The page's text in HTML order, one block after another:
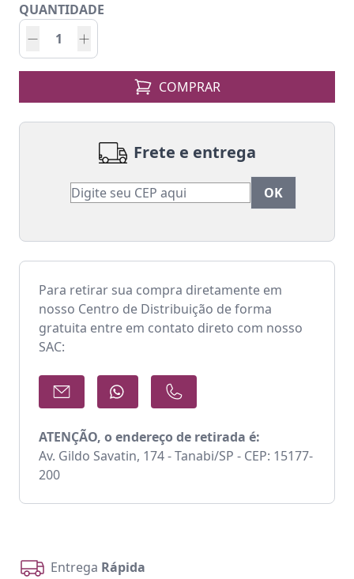
QUANTIDADE
COMPRAR
Frete e entrega
Para retirar sua compra diretamente em
nosso Centro de Distribuição de forma
gratuita entre em contato direto com nosso
SAC:
ATENÇÃO, o endereço de retirada é:
Av. Gildo Savatin, 174 - Tanabi/SP - CEP: 15177-
200
Entrega Rápida